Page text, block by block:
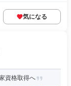
気になる
資格取得へ